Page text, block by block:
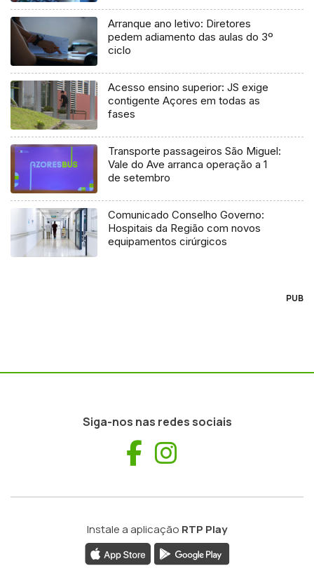
Arranque ano letivo: Diretores
pedem adiamento das aulas do 3º
ciclo
Acesso ensino superior: JS exige
contigente Açores em todas as
fases
Transporte passageiros São Miguel:
Vale do Ave arranca operação a 1
de setembro
Comunicado Conselho Governo:
Hospitais da Região com novos
equipamentos cirúrgicos
PUB
Siga-nos nas redes sociais
Facebook
Instale a aplicação RTP Play